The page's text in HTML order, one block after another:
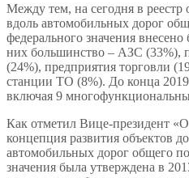
Между тем, на сегодня в реестр
вдоль автомобильных дорог
федерального значения
них большинство – АЗС (33%),
(24%), предприятия торговли
станции ТО (8%). До конца
включая 9
Как отметил Вице-
концепция развития объектов
автомобильных дорог общего
значения была утверждена в